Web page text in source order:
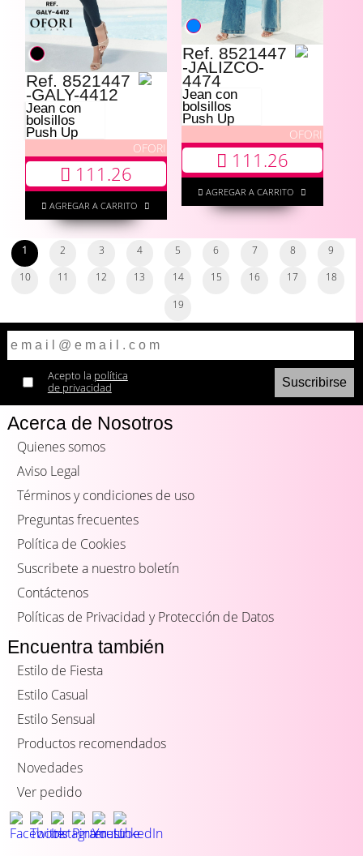
Ref. 8521447
-JALIZCO-
4474
Jean con
bolsillos
Push Up
OFORI
111.26
AGREGAR A CARRITO
Ref. 8521447
-GALY-4412
Jean con
bolsillos
Push Up
OFORI
111.26
AGREGAR A CARRITO
1 2 3 4 5 6 7 8 9
10 11 12 13 14 15 16 17 18
19
Acepto la política
de privacidad
Acerca de Nosotros
Quienes somos
Aviso Legal
Términos y condiciones de uso
Preguntas frecuentes
Política de Cookies
Suscribete a nuestro boletín
Contáctenos
Políticas de Privacidad y Protección de Datos
Encuentra también
Estilo de Fiesta
Estilo Casual
Estilo Sensual
Productos recomendados
Novedades
Ver pedido